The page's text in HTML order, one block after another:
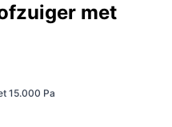
met
15.000 Pa